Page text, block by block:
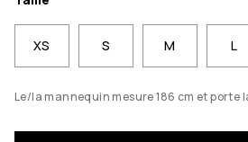
XS S M L
Le/la mannequin mesure 186 cm et porte